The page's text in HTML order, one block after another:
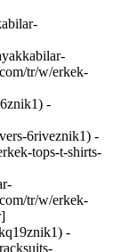
tr/w/erkek-
-
6riveznik1) -
tops-t-shirts-
tr/w/erkek-
-